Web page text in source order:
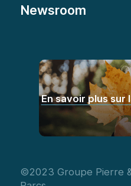
Newsroom
En savoir plus sur
©2023 Groupe Pierre